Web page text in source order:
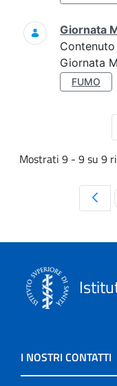
Giornata
Contenuto
Giornata
FUMO
Mostrati 9 - 9 su 9
I NOSTRI CONTATTI